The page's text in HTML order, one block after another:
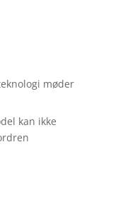
møder
kan ikke